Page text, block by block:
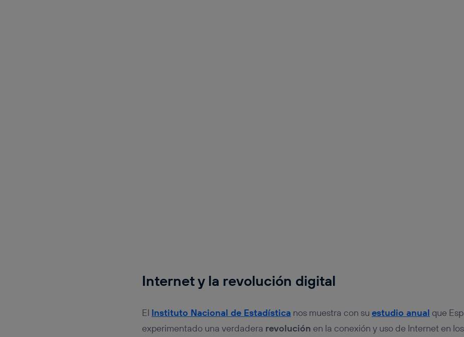
Internet y la revolución digital
El Instituto Nacional de Estadística nos muestra con su estudio anual que
experimentado una verdadera revolución en la conexión y uso de Internet en